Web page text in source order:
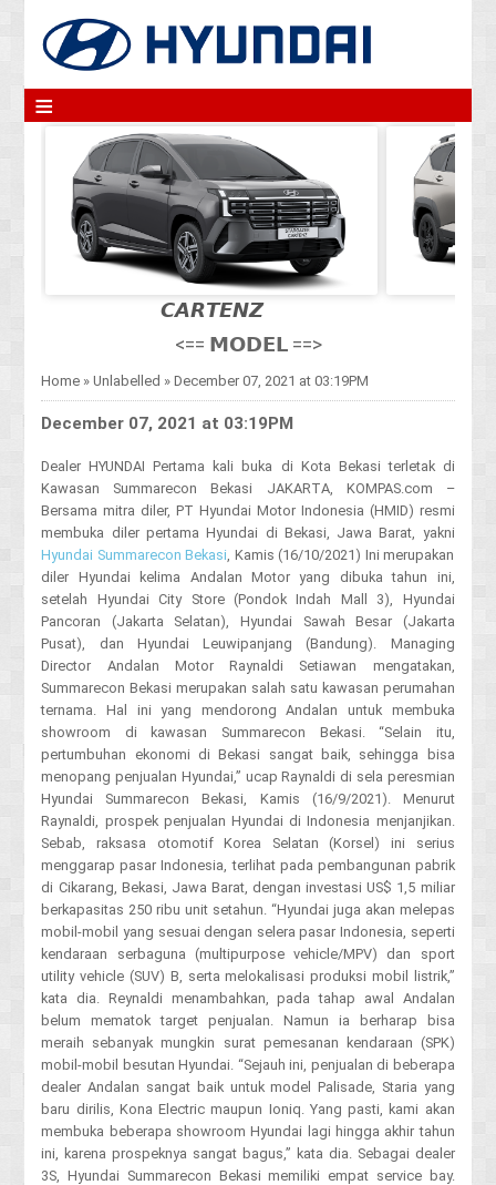
≡
𝘾𝘼𝙍𝙏𝙀𝙉𝙕
<== 𝗠𝗢𝗗𝗘𝗟 ==>
Home »Unlabelled »December 07, 2021 at 03:19PM
December 07, 2021 at 03:19PM
Dealer HYUNDAI Pertama kali buka di Kota Bekasi terletak di
Kawasan Summarecon Bekasi JAKARTA, KOMPAS.com –
Bersama mitra diler, PT Hyundai Motor Indonesia (HMID) resmi
membuka diler pertama Hyundai di Bekasi, Jawa Barat, yakni
Hyundai Summarecon Bekasi , Kamis (16/10/2021) Ini merupakan
diler Hyundai kelima Andalan Motor yang dibuka tahun ini,
setelah Hyundai City Store (Pondok Indah Mall 3), Hyundai
Pancoran (Jakarta Selatan), Hyundai Sawah Besar (Jakarta
Pusat), dan Hyundai Leuwipanjang (Bandung). Managing
Director Andalan Motor Raynaldi Setiawan mengatakan,
Summarecon Bekasi merupakan salah satu kawasan perumahan
ternama. Hal ini yang mendorong Andalan untuk membuka
showroom di kawasan Summarecon Bekasi. “Selain itu,
pertumbuhan ekonomi di Bekasi sangat baik, sehingga bisa
menopang penjualan Hyundai,” ucap Raynaldi di sela peresmian
Hyundai Summarecon Bekasi, Kamis (16/9/2021). Menurut
Raynaldi, prospek penjualan Hyundai di Indonesia menjanjikan.
Sebab, raksasa otomotif Korea Selatan (Korsel) ini serius
menggarap pasar Indonesia, terlihat pada pembangunan pabrik
di Cikarang, Bekasi, Jawa Barat, dengan investasi US$ 1,5 miliar
berkapasitas 250 ribu unit setahun. “Hyundai juga akan melepas
mobil-mobil yang sesuai dengan selera pasar Indonesia, seperti
kendaraan serbaguna (multipurpose vehicle/MPV) dan sport
utility vehicle (SUV) B, serta melokalisasi produksi mobil listrik,”
kata dia. Reynaldi menambahkan, pada tahap awal Andalan
belum mematok target penjualan. Namun ia berharap bisa
meraih sebanyak mungkin surat pemesanan kendaraan (SPK)
mobil-mobil besutan Hyundai. “Sejauh ini, penjualan di beberapa
dealer Andalan sangat baik untuk model Palisade, Staria yang
baru dirilis, Kona Electric maupun Ioniq. Yang pasti, kami akan
membuka beberapa showroom Hyundai lagi hingga akhir tahun
ini, karena prospeknya sangat bagus,” kata dia. Sebagai dealer
3S, Hyundai Summarecon Bekasi memiliki empat service bay.